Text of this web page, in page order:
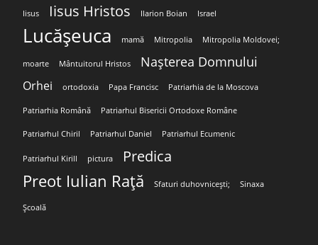
Iisus Iisus Hristos Ilarion Boian Israel
Lucășeuca mamă Mitropolia Mitropolia Moldovei;
moarte Mântuitorul Hristos Nașterea Domnului
Orhei ortodoxia Papa Francisc Patriarhia de la Moscova
Patriarhia Română Patriarhul Bisericii Ortodoxe Române
Patriarhul Chiril Patriarhul Daniel Patriarhul Ecumenic
Patriarhul Kirill pictura Predica
Preot Iulian Rață Sfaturi duhovnicești; Sinaxa
Școală